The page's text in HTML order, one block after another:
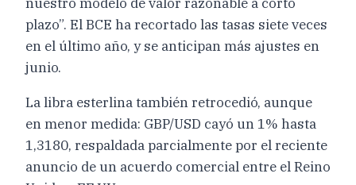
plazo”. El BCE ha recortado las tasas siete veces
en el último año, y se anticipan más ajustes en
junio.
La libra esterlina también retrocedió, aunque
en menor medida: GBP/USD cayó un 1% hasta
1,3180, respaldada parcialmente por el reciente
anuncio de un acuerdo comercial entre el Reino